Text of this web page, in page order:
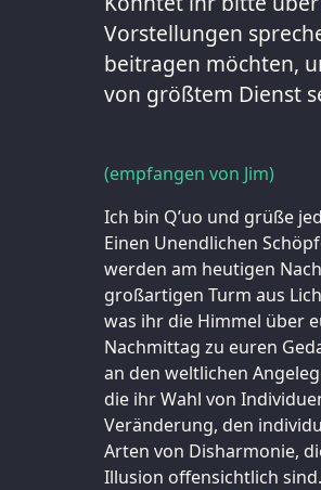
Vorstellungen
beitragen möchten,
von größtem Dienst
(empfangen von Jim)
Ich bin Q’uo und grüße
Einen Unendlichen
werden am heutigen
großartigen Turm aus
was ihr die Himmel über
Nachmittag zu euren
an den weltlichen
die ihr Wahl von
Veränderung, den
Arten von Disharmonie,
Illusion offensichtlich sind.